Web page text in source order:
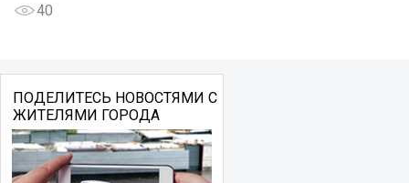
40
ПОДЕЛИТЕСЬ НОВОСТЯМИ С
ЖИТЕЛЯМИ ГОРОДА